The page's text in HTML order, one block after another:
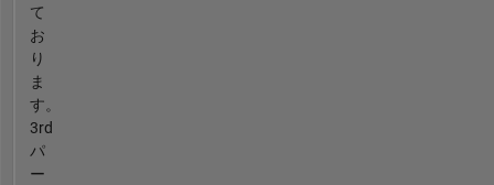
て
お
り
ま
す。
3rd
パ
ー